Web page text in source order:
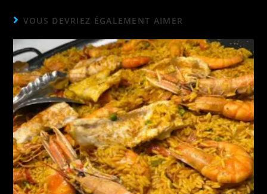
VOUS DEVRIEZ ÉGALEMENT AIMER